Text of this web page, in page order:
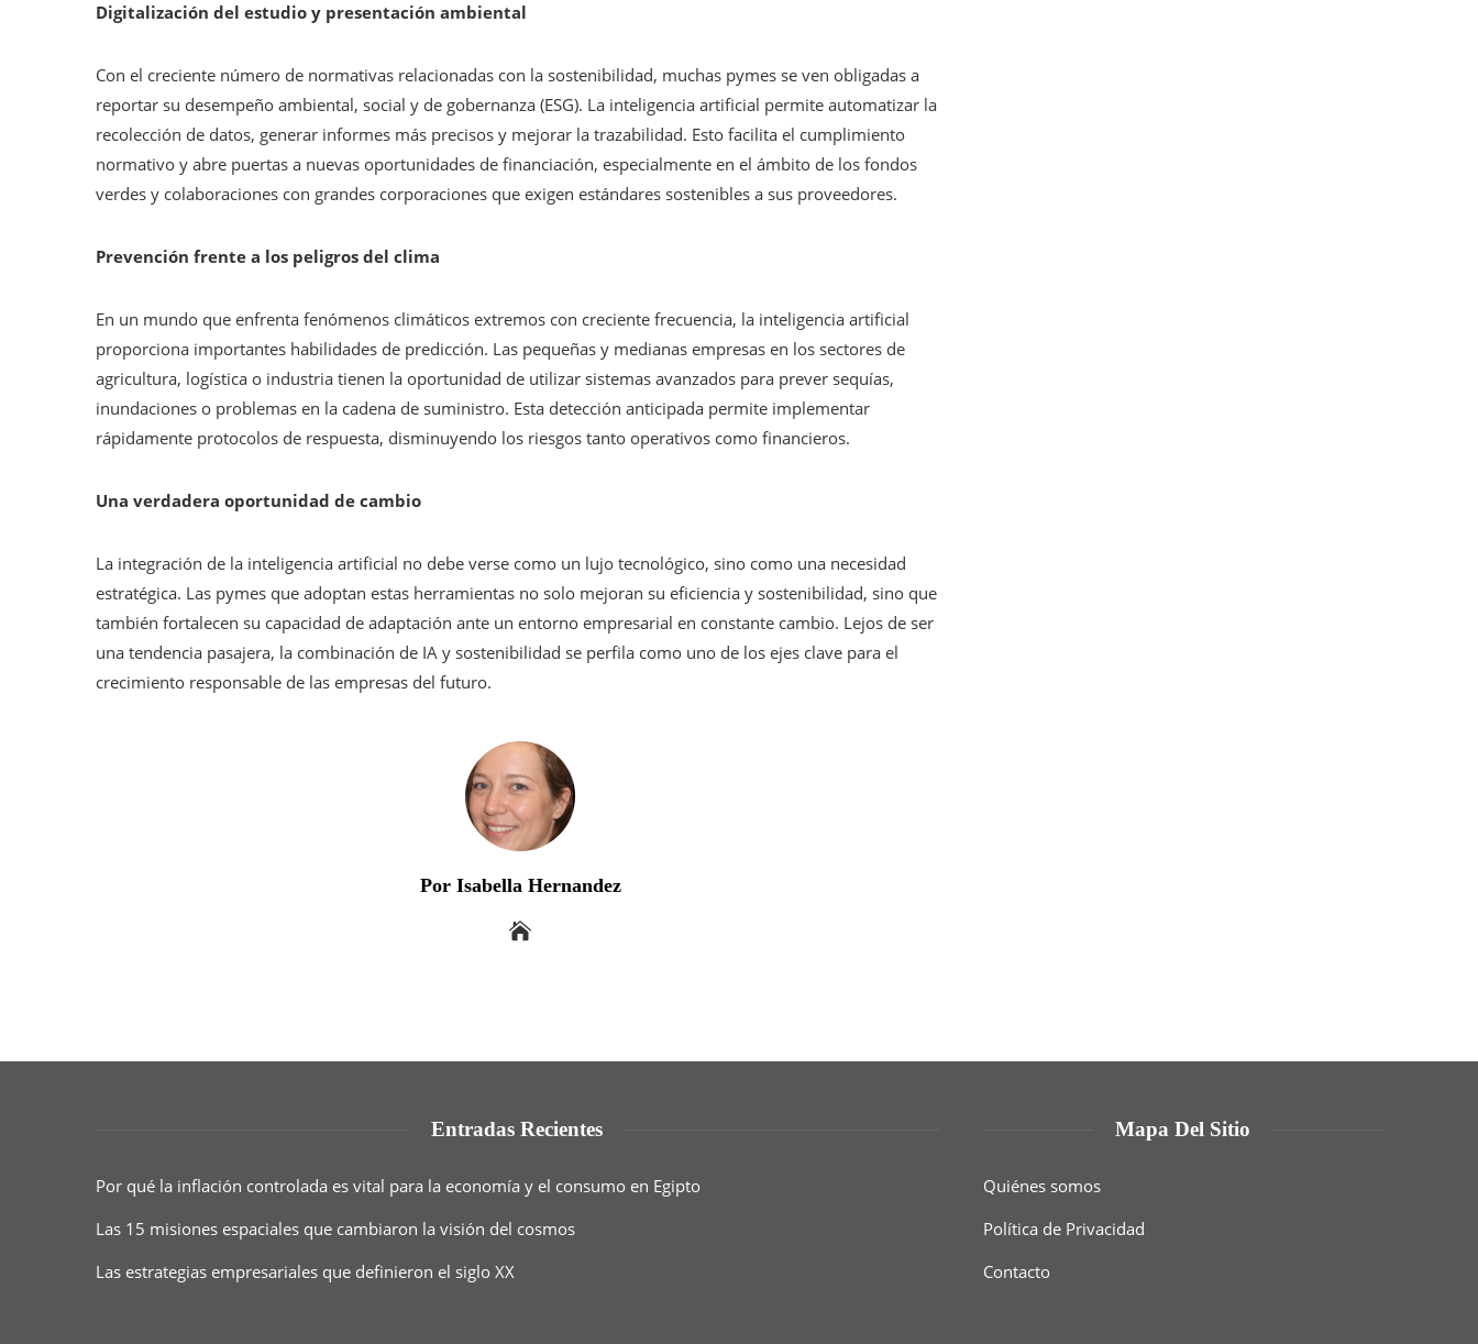
Digitalización del estudio y presentación ambiental
Con el creciente número de normativas relacionadas con la sostenibilidad, muchas pymes se ven obligadas a
reportar su desempeño ambiental, social y de gobernanza (ESG). La inteligencia artificial permite automatizar la
recolección de datos, generar informes más precisos y mejorar la trazabilidad. Esto facilita el cumplimiento
normativo y abre puertas a nuevas oportunidades de financiación, especialmente en el ámbito de los fondos
verdes y colaboraciones con grandes corporaciones que exigen estándares sostenibles a sus proveedores.
Prevención frente a los peligros del clima
En un mundo que enfrenta fenómenos climáticos extremos con creciente frecuencia, la inteligencia artificial
proporciona importantes habilidades de predicción. Las pequeñas y medianas empresas en los sectores de
agricultura, logística o industria tienen la oportunidad de utilizar sistemas avanzados para prever sequías,
inundaciones o problemas en la cadena de suministro. Esta detección anticipada permite implementar
rápidamente protocolos de respuesta, disminuyendo los riesgos tanto operativos como financieros.
Una verdadera oportunidad de cambio
La integración de la inteligencia artificial no debe verse como un lujo tecnológico, sino como una necesidad
estratégica. Las pymes que adoptan estas herramientas no solo mejoran su eficiencia y sostenibilidad, sino que
también fortalecen su capacidad de adaptación ante un entorno empresarial en constante cambio. Lejos de ser
una tendencia pasajera, la combinación de IA y sostenibilidad se perfila como uno de los ejes clave para el
crecimiento responsable de las empresas del futuro.
Por Isabella Hernandez
Entradas Recientes
Por qué la inflación controlada es vital para la economía y el consumo en Egipto
Las 15 misiones espaciales que cambiaron la visión del cosmos
Las estrategias empresariales que definieron el siglo XX
Mapa Del Sitio
Quiénes somos
Política de Privacidad
Contacto